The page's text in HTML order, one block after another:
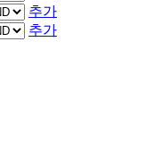
추가
추가